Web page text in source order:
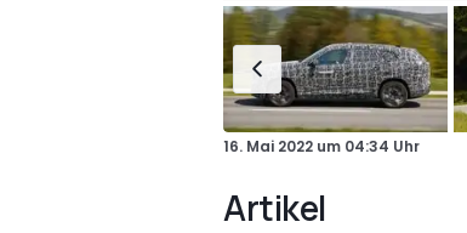
16. Mai 2022 um 04:34 Uhr
Artikel